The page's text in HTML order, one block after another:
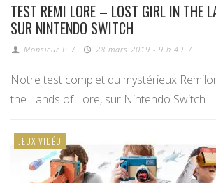
TEST REMI LORE – LOST GIRL IN THE
SUR NINTENDO SWITCH
Monsieur P / 28 mars 2019 - 9 h 49 /
Notre test complet du mystérieux
the Lands of Lore, sur Nintendo Switch.
JEUX VIDÉO